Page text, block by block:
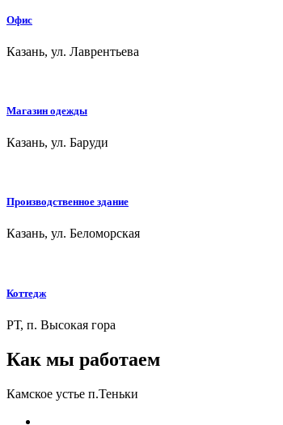
Офис
Казань, ул. Лаврентьева
Магазин одежды
Казань, ул. Баруди
Производственное здание
Казань, ул. Беломорская
Коттедж
РТ, п. Высокая гора
Как мы работаем
Камское устье п.Теньки